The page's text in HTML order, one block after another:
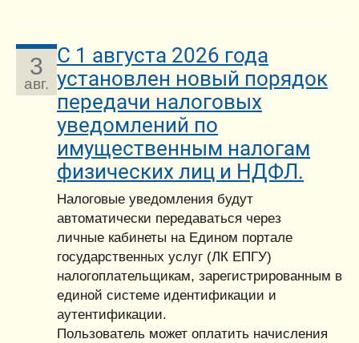
3
авг.
С 1 августа 2026 года
установлен новый порядок
передачи налоговых
уведомлений по
имущественным налогам
физических лиц и НДФЛ.
Налоговые уведомления будут
автоматически передаваться через
личные кабинеты на Едином портале
государственных услуг (ЛК ЕПГУ)
налогоплательщикам, зарегистрированным в
единой системе идентификации и
аутентификации.
Пользователь может оплатить начисления